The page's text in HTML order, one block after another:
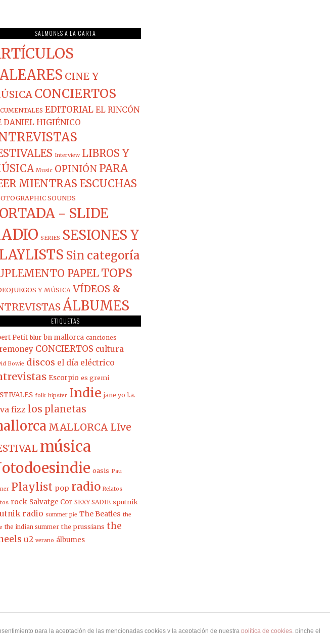
SALMONES A LA CARTA
CINE Y
CONCIERTOS
EDITORIAL EL RINCÓN
DANIEL HIGIÉNICO
Interview LIBROS Y
Music OPINIÓN PARA
MIENTRAS ESCUCHAS
SOUNDS
- SLIDE
SERIES SESIONES Y
Sin categoría
PAPELTOPS
Y MÚSICA VÍDEOS &
ÁLBUMES
ETIQUETAS
Petit blur bn mallorca canciones
CONCIERTOS cultura
Bowie discos el día eléctrico
Escorpio es gremi
folk hipster Indie jane yo l.a.
fizz los planetas
MALLORCA LIve
música
oasis Pau
Playlist pop radio Relatos
rock Salvatge Cor SEXY SADIE sputnik
radio summer pie The Beatles the
the indian summer the prussians the
u2 verano álbumes
para la aceptación de las mencionadas cookies y la aceptación de nuestra política de cookies, pinche el